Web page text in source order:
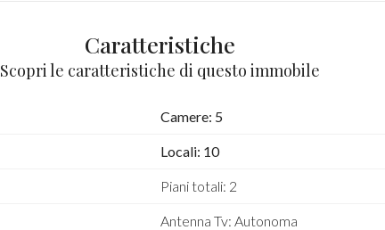
Caratteristiche
Scopri le caratteristiche di questo immobile
Camere: 5
Locali: 10
Piani totali: 2
Antenna Tv: Autonoma